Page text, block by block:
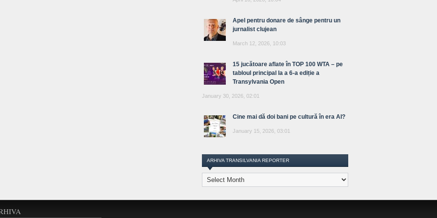
Apel pentru donare de sânge pentru un
jurnalist clujean
March 12, 2026, 10:03
15 jucătoare aflate în TOP 100 WTA – pe
tabloul principal la a 6-a ediție a
Transylvania Open
January 30, 2026, 02:01
Cine mai dă doi bani pe cultură în era AI?
January 15, 2026, 03:01
ARHIVA TRANSILVANIA REPORTER
Arhiva
Transilvania